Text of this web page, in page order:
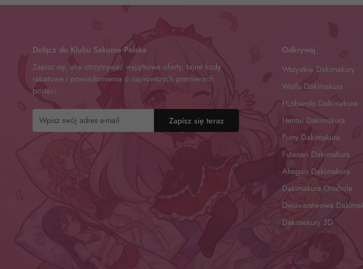
jane doe
lucia elowen
kokkoro
Dołącz do Klubu Sakume Polska
Zapisz się, aby otrzymywać wyjątkowe oferty, tajne kody
rabatowe i powiadomienia o najnowszych premierach
postaci.
Zapisz się teraz
Odkrywaj
Wszystkie Dakimakury
Waifu Dakimakura
Husbando Dakimakura
Hentai Dakimakura
Furry Dakimakura
Futanari Dakimakura
Ahegao Dakimakura
Dakimakura Onahole
Dwuwarstwowa
Dakimakury 3D